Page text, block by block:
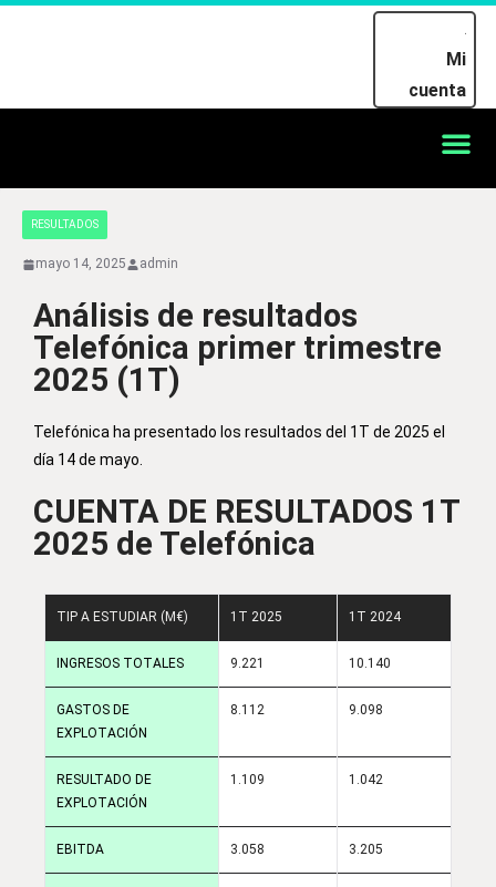
Mi
cuenta
RESULTADOS
mayo 14, 2025 admin
Análisis de resultados
Telefónica primer trimestre
2025 (1T)
Telefónica ha presentado los resultados del 1T de 2025 el
día 14 de mayo.
CUENTA DE RESULTADOS 1T
2025 de Telefónica
TIP A ESTUDIAR (M€) 1T 2025 1T 2024
INGRESOS TOTALES 9.221 10.140
GASTOS DE
EXPLOTACIÓN
8.112 9.098
RESULTADO DE
EXPLOTACIÓN
1.109 1.042
EBITDA 3.058 3.205